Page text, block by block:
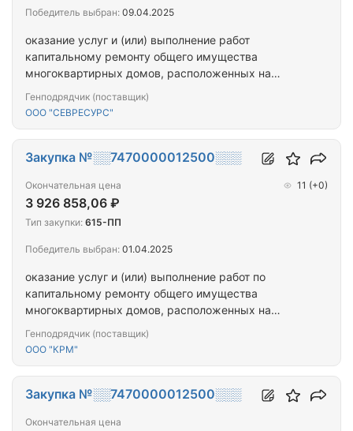
оказание услуг и (или) выполнение работ
капитальному ремонту общего имущества
многоквартирных домов, расположенных на
Генподрядчик (поставщик)
ООО "СЕВРЕСУРС"
Победитель выбран: 09.04.2025
оказание услуг и (или) выполнение работ по
капитальному ремонту общего имущества
многоквартирных домов, расположенных на
Генподрядчик (поставщик)
ООО "КРМ"
Закупка №░░7470000012500░░░
Окончательная цена
3 926 858,06 ₽
11 (+0)
Тип закупки: 615-ПП
Победитель выбран: 01.04.2025
Закупка №░░7470000012500░░░
Окончательная цена